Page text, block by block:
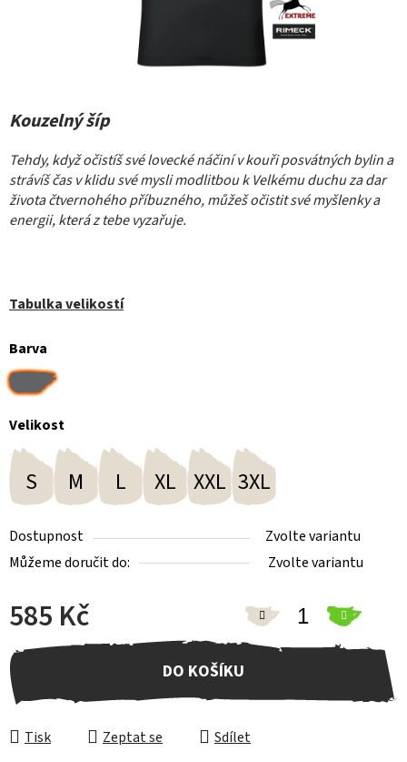
Kouzelný šíp
Tehdy, když očistíš své lovecké náčiní v kouři posvátných bylin a
strávíš čas v klidu své mysli modlitbou k Velkému duchu za dar
života čtvernohého příbuzného, můžeš očistit své myšlenky a
energii, která z tebe vyzařuje.
Tabulka velikostí
Barva
Velikost
S M L XL XXL 3XL
Dostupnost
Zvolte variantu
Můžeme doručit do:
Zvolte variantu
585 Kč
Měrná cena:
DO KOŠÍKU
Tisk Zeptat se Sdílet